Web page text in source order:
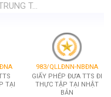
T...
TẠI
983/QLLĐNN-NBĐNA
GIẤY PHÉP ĐƯA TTS ĐI
THỰC TẬP TẠI NHẬT
BẢN